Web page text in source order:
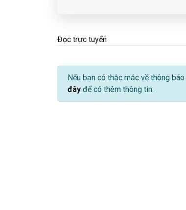
Đọc trực tuyến
Nếu bạn có thắc mắc về thông báo
đây để có thêm thông tin.